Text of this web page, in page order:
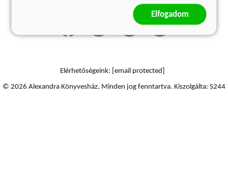
Elérhetőségeink: [email protected]
© 2026 Alexandra Könyvesház. Minden jog fenntartva. Kiszolgálta: S244
Elfogadom